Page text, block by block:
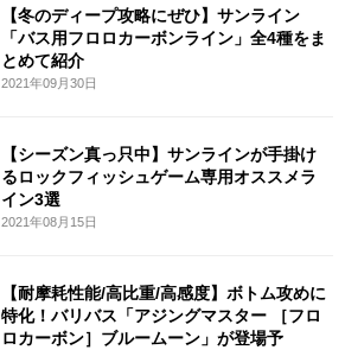
【冬のディープ攻略にぜひ】サンライン
「バス用フロロカーボンライン」全4種をま
とめて紹介
2021年09月30日
【シーズン真っ只中】サンラインが手掛け
るロックフィッシュゲーム専用オススメラ
イン3選
2021年08月15日
【耐摩耗性能/高比重/高感度】ボトム攻めに
特化！バリバス「アジングマスター ［フロ
ロカーボン］ブルームーン」が登場予